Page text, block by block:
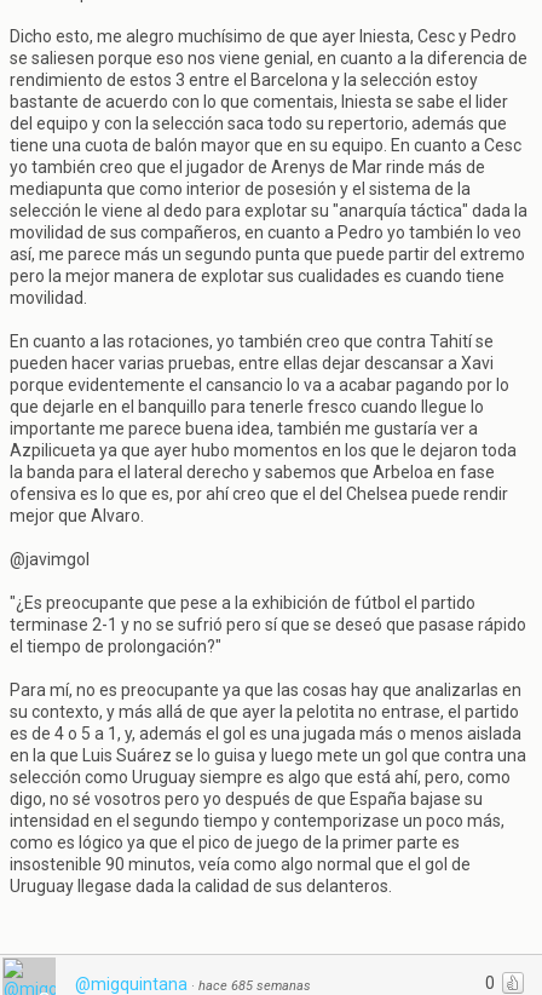
Dicho esto, me alegro muchísimo de que ayer Iniesta, Cesc y Pedro
se saliesen porque eso nos viene genial, en cuanto a la diferencia de
rendimiento de estos 3 entre el Barcelona y la selección estoy
bastante de acuerdo con lo que comentais, Iniesta se sabe el lider
del equipo y con la selección saca todo su repertorio, además que
tiene una cuota de balón mayor que en su equipo. En cuanto a Cesc
yo también creo que el jugador de Arenys de Mar rinde más de
mediapunta que como interior de posesión y el sistema de la
selección le viene al dedo para explotar su "anarquía táctica" dada la
movilidad de sus compañeros, en cuanto a Pedro yo también lo veo
así, me parece más un segundo punta que puede partir del extremo
pero la mejor manera de explotar sus cualidades es cuando tiene
movilidad.
En cuanto a las rotaciones, yo también creo que contra Tahití se
pueden hacer varias pruebas, entre ellas dejar descansar a Xavi
porque evidentemente el cansancio lo va a acabar pagando por lo
que dejarle en el banquillo para tenerle fresco cuando llegue lo
importante me parece buena idea, también me gustaría ver a
Azpilicueta ya que ayer hubo momentos en los que le dejaron toda
la banda para el lateral derecho y sabemos que Arbeloa en fase
ofensiva es lo que es, por ahí creo que el del Chelsea puede rendir
mejor que Alvaro.
@javimgol
"¿Es preocupante que pese a la exhibición de fútbol el partido
terminase 2-1 y no se sufrió pero sí que se deseó que pasase rápido
el tiempo de prolongación?"
Para mí, no es preocupante ya que las cosas hay que analizarlas en
su contexto, y más allá de que ayer la pelotita no entrase, el partido
es de 4 o 5 a 1, y, además el gol es una jugada más o menos aislada
en la que Luis Suárez se lo guisa y luego mete un gol que contra una
selección como Uruguay siempre es algo que está ahí, pero, como
digo, no sé vosotros pero yo después de que España bajase su
intensidad en el segundo tiempo y contemporizase un poco más,
como es lógico ya que el pico de juego de la primer parte es
insostenible 90 minutos, veía como algo normal que el gol de
Uruguay llegase dada la calidad de sus delanteros.
0
@migquintana · hace 685 semanas